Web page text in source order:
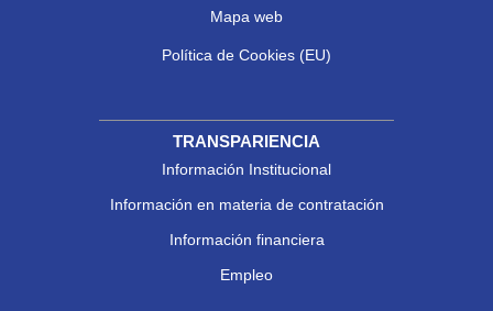
Mapa web
Política de Cookies (EU)
TRANSPARIENCIA
Información Institucional
Información en materia de contratación
Información financiera
Empleo